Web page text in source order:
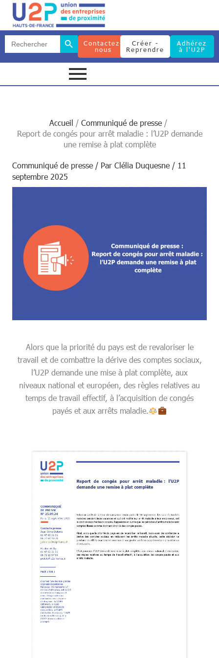
Search
for:
Search Button
Contactez-
nous
Créer -
Reprendre
Adhérez
à l'U2P
Search Search Button
Accueil
Communiqué de presse
Report de congés pour arrêt maladie : l’U2P demande
une remise à plat complète
Communiqué de presse / Par Clélia Duquesne / 11
septembre 2025
Alors que la priorité du pays est de revaloriser le
travail et de combattre la dérive des comptes sociaux,
l’U2P demande une mise à plat complète, aux
niveaux national et européen, des règles relatives au
temps de travail effectif, à l’acquisition de congés
payés et aux arrêts maladie.